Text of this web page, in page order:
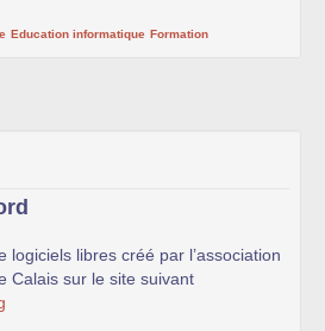
Education informatique Formation
logiciels libres créé par l’association
Calais sur le site suivant